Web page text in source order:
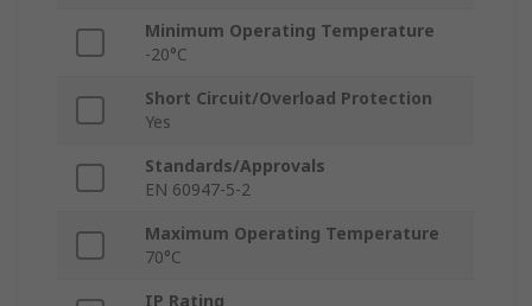
Minimum Operating Temperature
-20°C
Short Circuit/Overload Protection
Yes
Standards/Approvals
EN 60947-5-2
Maximum Operating Temperature
70°C
IP Rating